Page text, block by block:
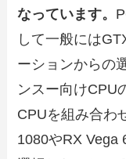
なっています。
して一般には
ーションからの
ンスー向けCPU
CPUを組み合わ
1080やRX Vega